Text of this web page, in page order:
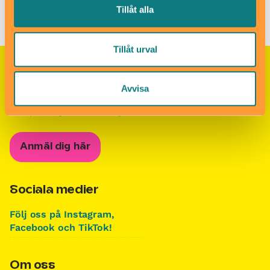
Tillåt alla
Tillåt urval
Avvisa
Nyhetsbrevet Helgkoll
Anmäl dig här
Sociala medier
Följ oss på Instagram,
Facebook och TikTok!
Om oss